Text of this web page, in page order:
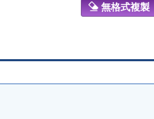
無格式複製